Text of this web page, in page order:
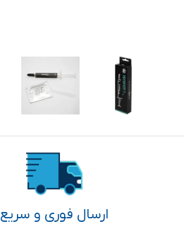
ارسال فوری و سریع